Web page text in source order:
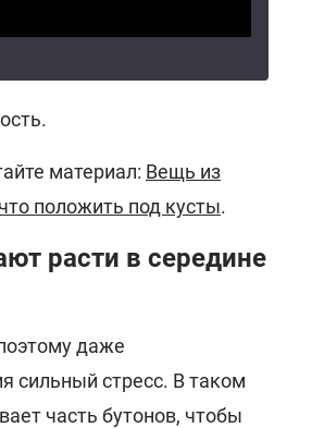
материал: Вещь из
положить под кусты.
расти в середине
даже
сильный стресс. В таком
часть бутонов, чтобы